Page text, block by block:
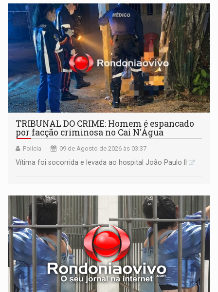
TRIBUNAL DO CRIME: Homem é espancado
por facção criminosa no Cai N'Água
Polícia 09 de Agosto de 2026 às 03:37
Vítima foi socorrida e levada ao hospital João Paulo II